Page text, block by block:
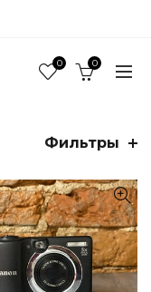
0 0
Фильтры